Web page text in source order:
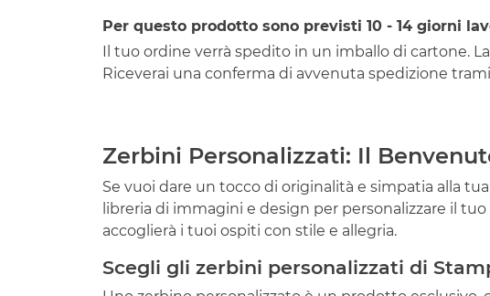
Per questo prodotto sono previsti 10 - 14 giorni
Il tuo ordine verrà spedito in un imballo di cartone.
Riceverai una conferma di avvenuta spedizione
Zerbini Personalizzati: Il
Se vuoi dare un tocco di originalità e simpatia alla tua
libreria di immagini e design per personalizzare il
accoglierà i tuoi ospiti con stile e allegria.
Scegli gli zerbini personalizzati di